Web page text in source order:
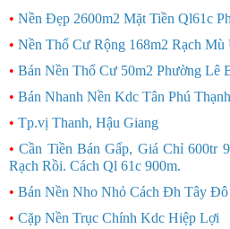
• Nền Đẹp 2600m2 Mặt Tiền Ql61c
• Nền Thổ Cư Rộng 168m2 Rạch Mù
• Bán Nền Thổ Cư 50m2 Phường Lê
• Bán Nhanh Nền Kdc Tân Phú
• Tp.vị Thanh, Hậu Giang
•Cần Tiền Bán Gấp, Giá Chỉ 600tr
Rạch Rồi. Cách Ql 61c 900m.
• Bán Nền Nho Nhỏ Cách Đh Tây
• Cặp Nền Trục Chính Kdc Hiệp Lợi